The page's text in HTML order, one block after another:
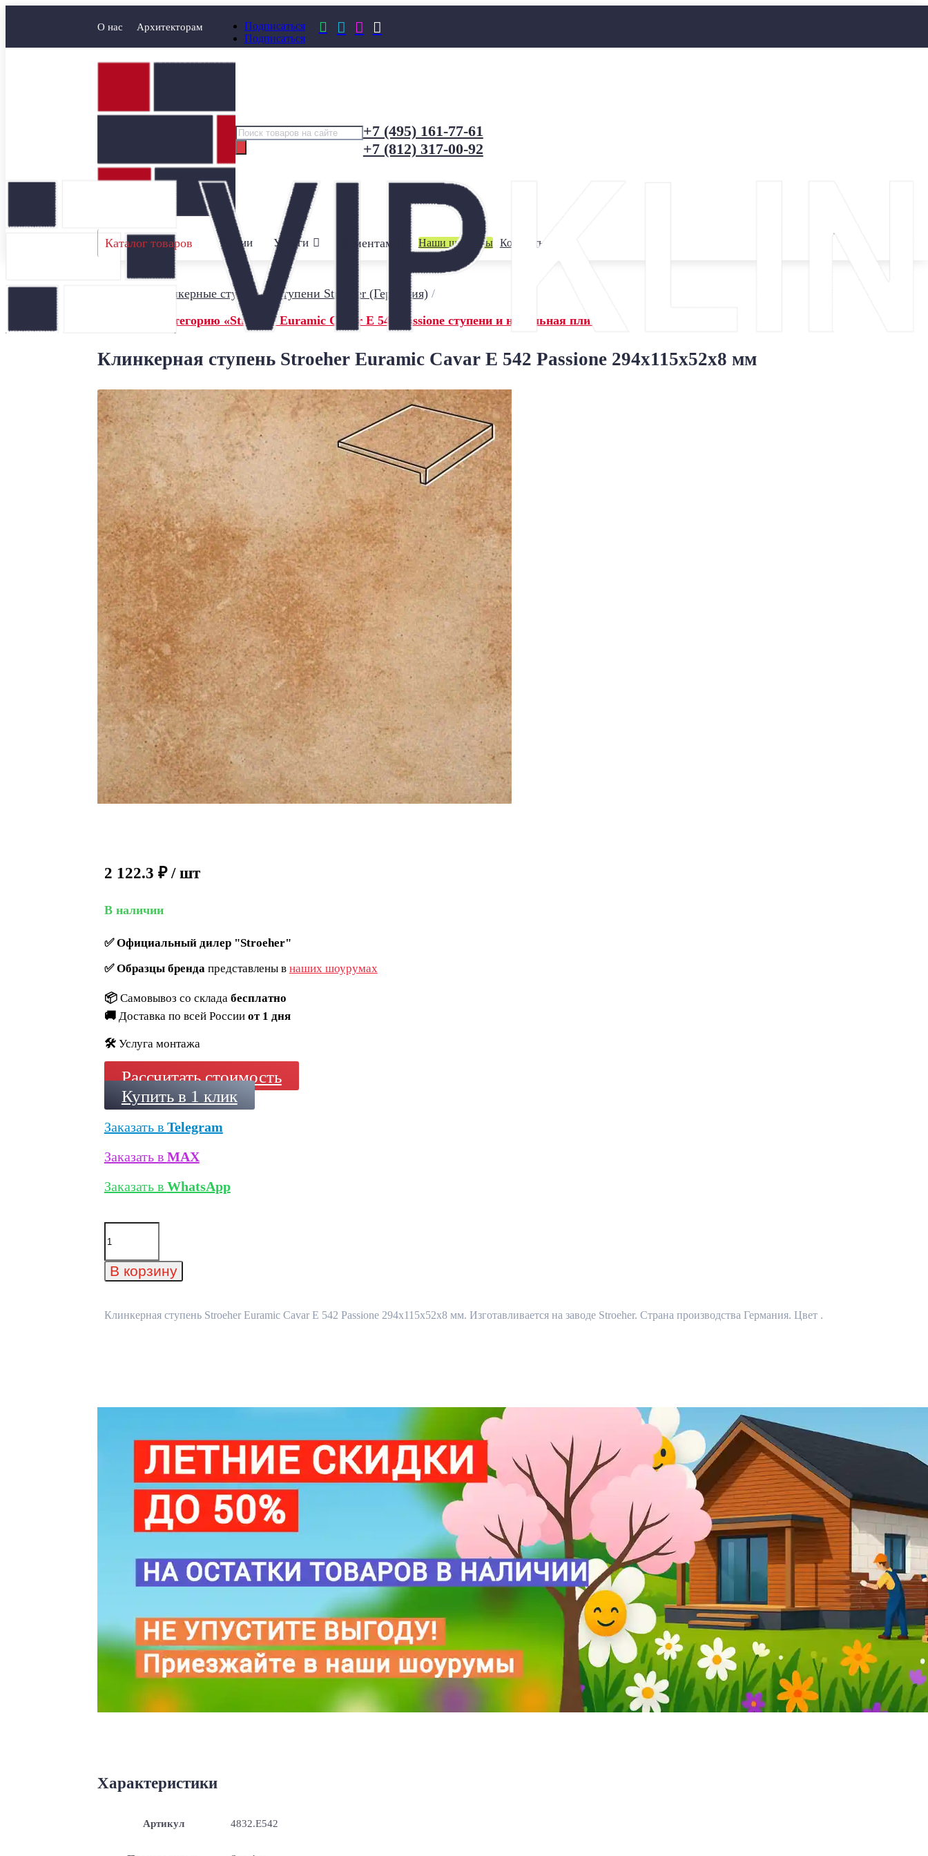
О нас Архитекторам
Подписаться
Подписаться
   
Поиск
товаров
+7 (495) 161-77-61
+7 (812) 317-00-92
Каталог товаров Акции Услуги Клиентам Наши шоурумы Контакты
Клинкерные ступени/ Ступени Stroeher (Германия)/
← Назад в категорию «Stroeher Euramic Cavar E 542 passione ступени и напольная плитка»
Клинкерная ступень Stroeher Euramic Cavar E 542 Passione 294х115х52х8 мм
2 122.3 ₽ / шт
В наличии
✅Официальный дилер "Stroeher"
✅Образцы брендапредставлены в наших шоурумах
📦 Самовывоз со склада бесплатно
🚚 Доставка по всей России от 1 дня
🛠️ Услуга монтажа
Рассчитать стоимость
Купить в 1 клик
Заказать в Telegram
Заказать в MAX
Заказать в WhatsApp
Количество
товара
ступень
Stroeher
E
В корзину
Клинкерная ступень Stroeher Euramic Cavar E 542 Passione 294х115х52х8 мм. Изготавливается на заводе Stroeher. Страна производства Германия. Цвет .
Характеристики
Артикул 4832.E542